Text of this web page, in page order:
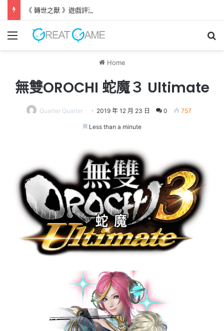
《 轉世之獸 》遊戲評測 失落世界中與巨犬冒險
Menu
Home
無雙OROCHI 蛇魔３ Ultimate
Quarter Quarter 2019 年 12 月 23 日 0 757
Less than a minute